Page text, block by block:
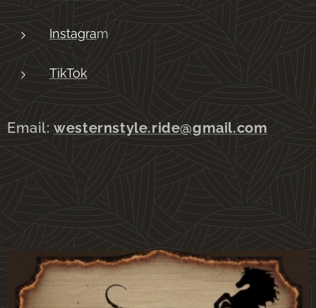
Instagram
TikTok
Email:westernstyle.ride@gmail.com